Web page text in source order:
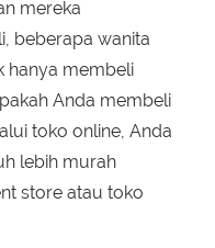
mereka
beberapa wanita
hanya membeli
Anda membeli
toko online, Anda
lebih murah
store atau toko